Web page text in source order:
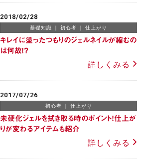
2018/02/28
基礎知識 初心者 仕上がり
キレイに塗ったつもりのジェルネイルが縮むの
は何故！？
詳しくみる
2017/07/26
初心者 仕上がり
未硬化ジェルを拭き取る時のポイント！仕上が
りが変わるアイテムも紹介
詳しくみる